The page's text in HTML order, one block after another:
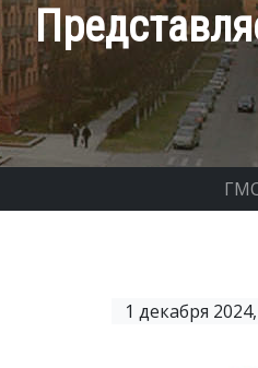
1 декабря